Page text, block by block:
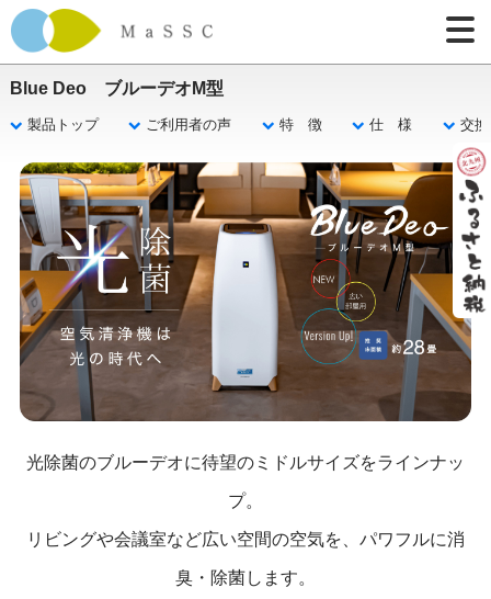
Blue Deo ブルーデオM型
製品トップ ご利用者の声 特 徴 仕 様 交
光除菌のブルーデオに待望のミドルサイズをラインナッ
プ。
リビングや会議室など広い空間の空気を、パワフルに消
臭・除菌します。